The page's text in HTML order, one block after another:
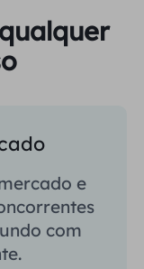
e
com